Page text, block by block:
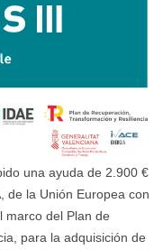
una ayuda de 2.900 €
de la Unión Europea con
marco del Plan de
para la adquisición de